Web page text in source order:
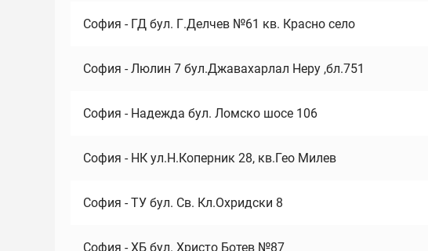
София - ГД бул. Г.Делчев №61 кв. Красно село
София - Люлин 7 бул.Джавахарлал Неру ,бл.751
София - Надежда бул. Ломско шосе 106
София - НК ул.Н.Коперник 28, кв.Гео Милев
София - ТУ бул. Св. Кл.Охридски 8
София - ХБ бул. Христо Ботев №87